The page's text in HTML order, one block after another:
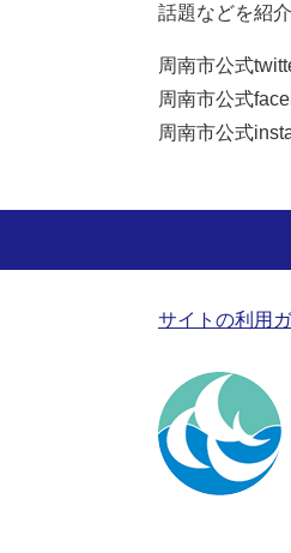
話題などを紹
周南市公式
周南市公式
周南市公式
サイトの利用